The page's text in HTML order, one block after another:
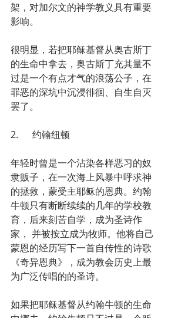
架，对加尔文的神学教义具有重要
影响。
很明显，若把耶稣基督从奥古斯丁
的生命中拿去，奥古斯丁充其量不
过是一个有点才气的浪荡公子，在
罪恶的深坑中沉浸徘徊、自生自灭
罢了。
2.      约翰纽顿
年轻时曾是一个沾染各样恶习的奴
隶贩子，在一次海上风暴中呼求神
的拯救，蒙受主耶稣的恩典。约翰
牛顿只有断断续续的几年的学校教
育，后来刻苦自学，成为圣诗作
家， 并被按立成为牧师。他将自己
蒙恩的经历写下一首自传性的诗歌
《奇异恩典》，成为教会历史上最
为广泛传唱的的圣诗。
如果把耶稣基督从约翰牛顿的生命